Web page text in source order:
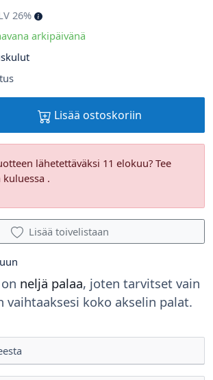
neljä palaa, joten tarvitset vain
vaihtaaksesi koko akselin palat.
26%
arkipäivänä
Lisää ostoskoriin
lähetettäväksi 11 elokuu? Tee
.
Lisää toivelistaan